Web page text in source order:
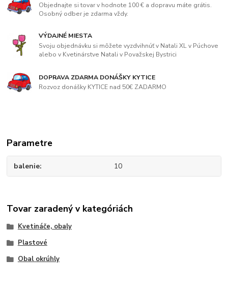
Objednajte si tovar v hodnote 100 € a dopravu máte grátis.
Osobný odber je zdarma vždy.
VÝDAJNÉ MIESTA
Svoju objednávku si môžete vyzdvihnúť v Natali XL v Púchove
alebo v Kvetinárstve Natali v Považskej Bystrici
DOPRAVA ZDARMA DONÁŠKY KYTICE
Rozvoz donášky KYTICE nad 50€ ZADARMO
Parametre
balenie 10
Tovar zaradený v kategóriách
Kvetináče, obaly
Plastové
Obal okrúhly